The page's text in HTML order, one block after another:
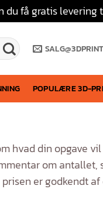
få gratis
POPULÆRE 3D-
hvad din opgave vil
om antallet,
er godkendt af